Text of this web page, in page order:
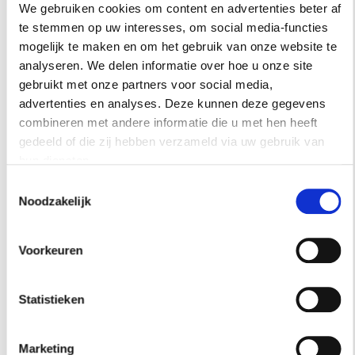
We gebruiken cookies om content en advertenties beter af
te stemmen op uw interesses, om social media-functies
mogelijk te maken en om het gebruik van onze website te
analyseren. We delen informatie over hoe u onze site
gebruikt met onze partners voor social media,
advertenties en analyses. Deze kunnen deze gegevens
combineren met andere informatie die u met hen heeft
gedeeld of die zij hebben verzameld via uw gebruik van
Noodzakelijk
Voorkeuren
Statistieken
Marketing
goed zien welke mogelijkheden er allemaal zijn
op het gebied van afwerkingen en kleuren. Zo
vind je altijd een gietvloer die niet alleen mooi
is, maar ook past bij de praktische eisen van
jouw huishouden.
Verander je later van kleur op de muren of
je voor een duurzame investering die met je
stijlvolle leefruimte zorgt.
Interieur